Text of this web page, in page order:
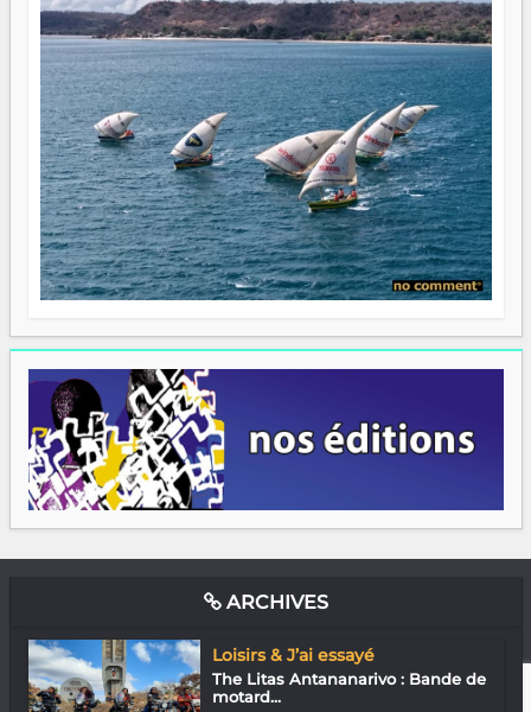
ARCHIVES
Loisirs & J’ai essayé
The Litas Antananarivo : Bande de
motard...